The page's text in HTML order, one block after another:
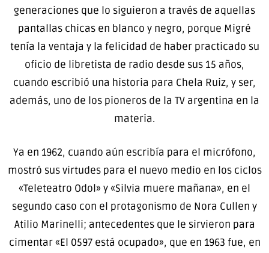
generaciones que lo siguieron a través de aquellas
pantallas chicas en blanco y negro, porque Migré
tenía la ventaja y la felicidad de haber practicado su
oficio de libretista de radio desde sus 15 años,
cuando escribió una historia para Chela Ruiz, y ser,
además, uno de los pioneros de la TV argentina en la
materia.
Ya en 1962, cuando aún escribía para el micrófono,
mostró sus virtudes para el nuevo medio en los ciclos
«Teleteatro Odol» y «Silvia muere mañana», en el
segundo caso con el protagonismo de Nora Cullen y
Atilio Marinelli; antecedentes que le sirvieron para
cimentar «El 0597 está ocupado», que en 1963 fue, en